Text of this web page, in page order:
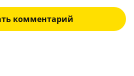
комментарий